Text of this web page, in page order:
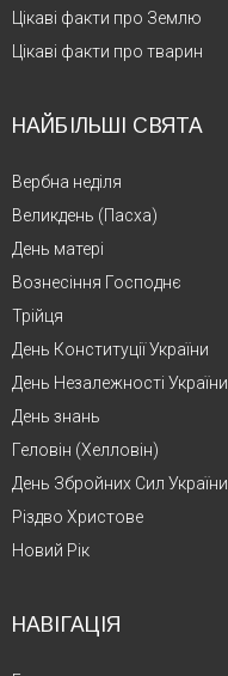
Цікаві факти про Землю
Цікаві факти про тварин
НАЙБІЛЬШІ СВЯТА
Вербна неділя
Великдень (Пасха)
День матері
Вознесіння Господнє
Трійця
День Конституції України
День Незалежності України
День знань
Геловін (Хелловін)
День Збройних Сил України
Різдво Христове
Новий Рік
НАВІГАЦІЯ